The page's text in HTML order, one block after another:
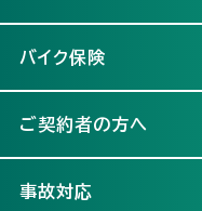
バイク保険
ご契約者の方へ
事故対応